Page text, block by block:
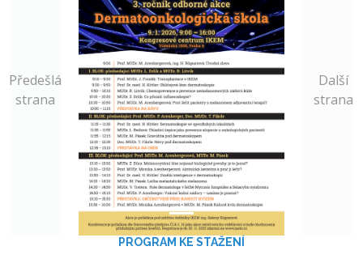
Předešlá
strana
Další
strana
PROGRAM KE STAŽENÍ